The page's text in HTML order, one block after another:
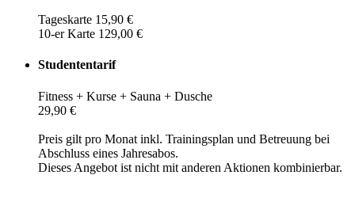
Tageskarte 15,90 €
10-er Karte 129,00 €
Studententarif
Fitness + Kurse + Sauna + Dusche
29,90 €
Preis gilt pro Monat inkl. Trainingsplan und Betreuung bei
Abschluss eines Jahresabos.
Dieses Angebot ist nicht mit anderen Aktionen kombinierbar.